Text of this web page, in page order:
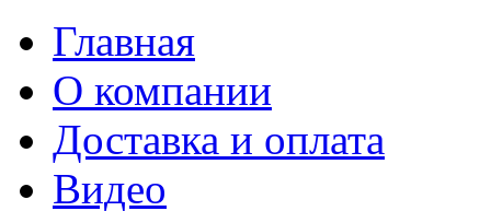
Главная
О компании
Доставка и оплата
Видео